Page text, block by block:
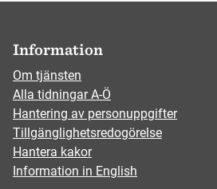
Information
Om tjänsten
Alla tidningar A-Ö
Hantering av personuppgifter
Tillgänglighetsredogörelse
Hantera kakor
Information in English